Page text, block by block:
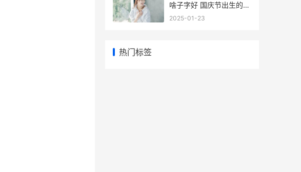
啥子字好 国庆节出生的女
孩叫什么名字
2025-01-23
热门标签